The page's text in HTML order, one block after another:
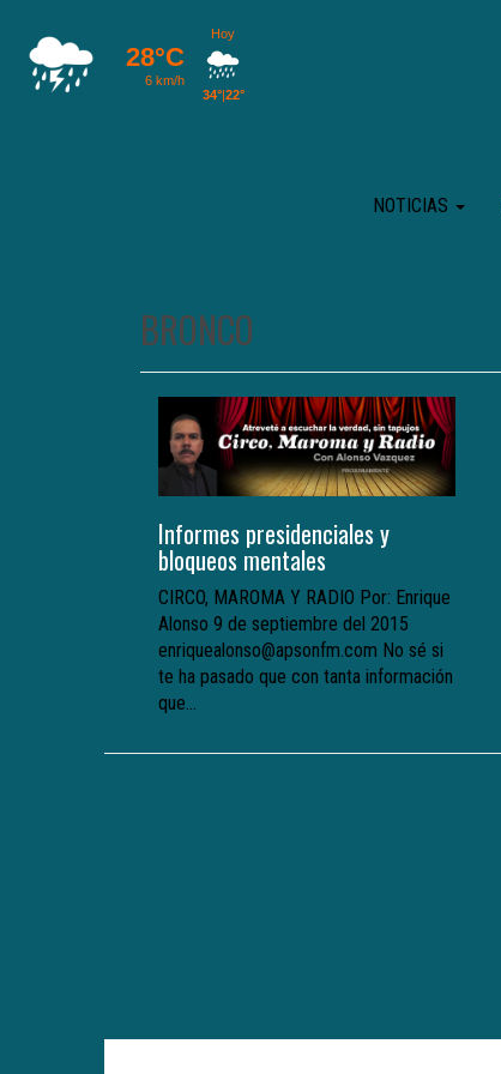
NOTICIAS
BRONCO
Informes presidenciales y
bloqueos mentales
CIRCO, MAROMA Y RADIO Por: Enrique
Alonso 9 de septiembre del 2015
enriquealonso@apsonfm.com No sé si
te ha pasado que con tanta información
que...